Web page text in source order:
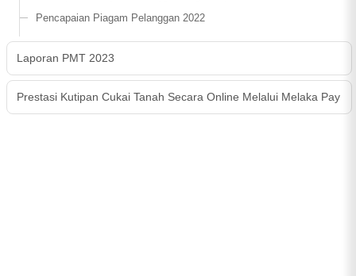
Pencapaian Piagam Pelanggan 2022
Laporan PMT 2023
Prestasi Kutipan Cukai Tanah Secara Online Melalui Melaka Pay